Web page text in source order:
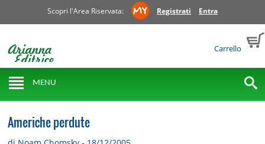
Scopri l'Area Riservata: Registrati Entra
Carrello
MENU
Americhe perdute